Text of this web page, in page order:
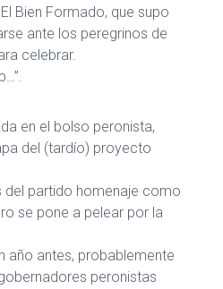
Bien Formado, que supo
ante los peregrinos de
celebrar.
en el bolso peronista,
del (tardío) proyecto
del partido homenaje como
se pone a pelear por la
año antes, probablemente
peronistas